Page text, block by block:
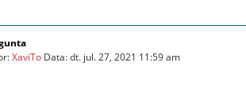
XaviTo Data: dt. jul. 27, 2021 11:59 am